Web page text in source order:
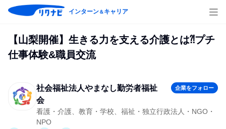
インターン＆キャリア
【山梨開催】生きる力を支える介護とは⁈プチ
仕事体験&職員交流
社会福祉法人やまなし勤労者福祉
会
企業をフォロー
看護・介護、教育・学校、福祉・独立行政法人・NGO・
NPO